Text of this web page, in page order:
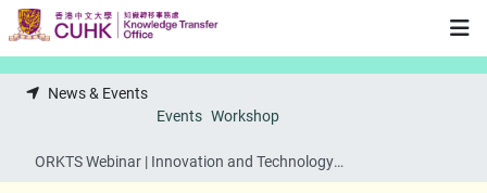
Skip to main content
News & Events
Events Workshop
ORKTS Webinar | Innovation and Technology